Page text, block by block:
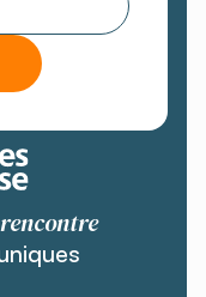
rencontre